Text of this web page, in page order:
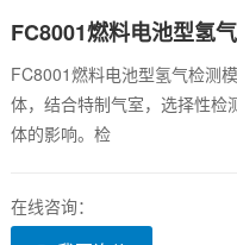
FC8001燃料电池型氢
FC8001燃料电池型氢气检测
体，结合特制气室，选择性检
体的影响。检
在线咨询：